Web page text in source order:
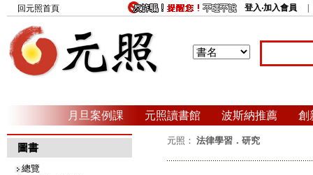
回元照首頁 登入‧加入會員
月旦案例課 元照讀書館 波斯納推薦 創
圖書
總覽
元照： 法律學習．研究